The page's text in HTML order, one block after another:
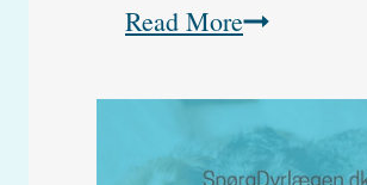
Read MoreHvordan
syndrom